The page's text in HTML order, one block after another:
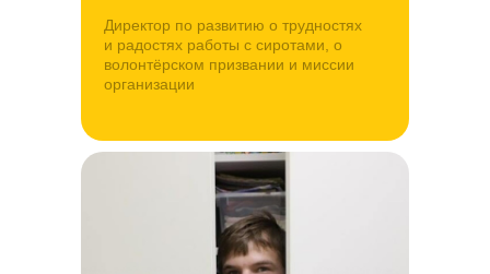
Директор по развитию о трудностях
и радостях работы с сиротами, о
волонтёрском призвании и миссии
организации